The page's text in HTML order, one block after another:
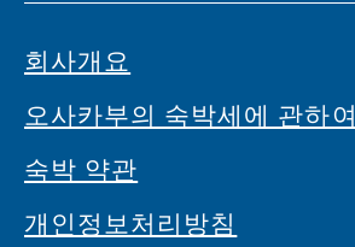
회사개요
오사카부의 숙박세에 관하여
숙박 약관
개인정보처리방침